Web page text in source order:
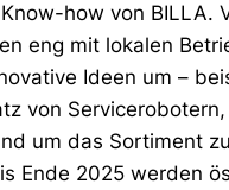
how von BILLA.
eng mit lokalen
Ideen um –
von
um das Sortiment
Ende 2025 werden